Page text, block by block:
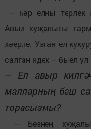
– һәр елны терлек
Авыл хуҗалыгы
хәерле. Узган ел
салган идек – быел
– Ел авыр
малларның баш
торасызмы?
– Безнең